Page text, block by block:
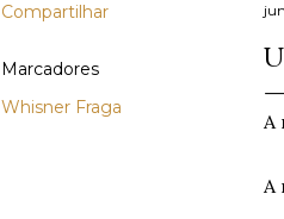
Compartilhar
Marcadores
Whisner Fraga
A
A